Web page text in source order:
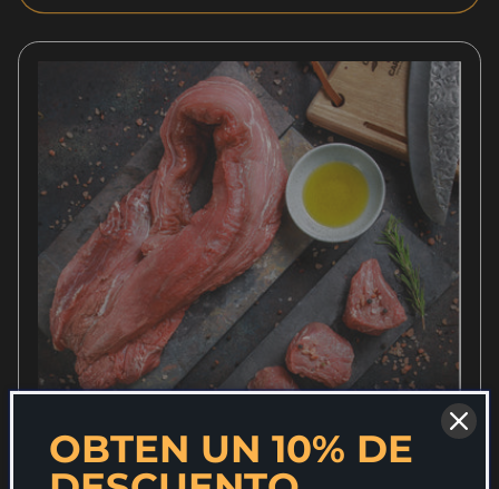
OBTEN UN 10% DE